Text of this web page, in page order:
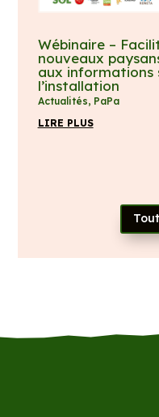
Wébinaire –
nouveaux
aux informations
l’installation
Actualités, PaPa
LIRE PLUS